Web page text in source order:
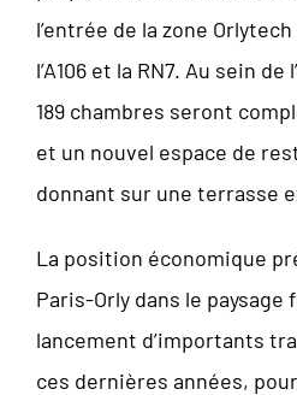
l’entrée de la zone
l’A106 et la RN7. Au sein
189 chambres seront
et un nouvel espace de
donnant sur une terrasse
La position économique
Paris-Orly dans le
lancement d’importants
ces dernières années,